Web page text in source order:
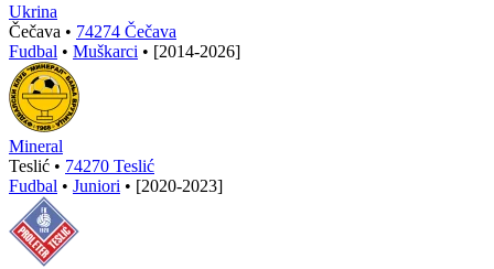
Ukrina
Čečava • 74274 Čečava
Fudbal • Muškarci • [2014-2026]
Mineral
Teslić • 74270 Teslić
Fudbal • Juniori • [2020-2023]